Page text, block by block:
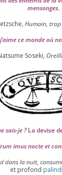
mensonges.
Humain,
ce monde où
Soseki,
sais-je ?La devise
imus nocte et
dans la nuit,
et pro­fond